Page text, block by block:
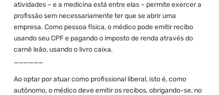
atividades – e a medicina está entre elas – permite exercer a
profissão sem necessariamente ter que se abrir uma
empresa. Como pessoa física, o médico pode emitir recibo
usando seu CPF e pagando o imposto de renda através do
carnê leão, usando o livro caixa.
______
Ao optar por atuar como profissional liberal, isto é, como
autônomo, o médico deve emitir os recibos, obrigando-se, no